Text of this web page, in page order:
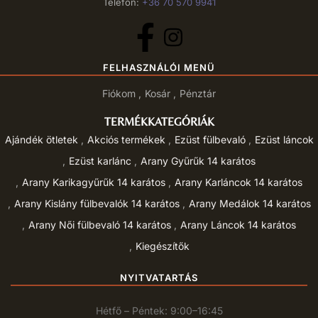
FELHASZNÁLÓI MENÜ
Fiókom Kosár Pénztár
TERMÉKKATEGÓRIÁK
Ajándék ötletek Akciós termékek Ezüst fülbevaló
Ezüst láncok
Ezüst karlánc
Arany Gyűrűk 14 karátos
Arany Karikagyűrűk 14 karátos
Arany Karláncok 14 karátos
Arany Kislány fülbevalók 14 karátos
Arany Medálok 14 karátos
Arany Női fülbevaló 14 karátos
Arany Láncok 14 karátos
Kiegészítők
NYITVATARTÁS
Hétfő – Péntek: 9:00–16:45